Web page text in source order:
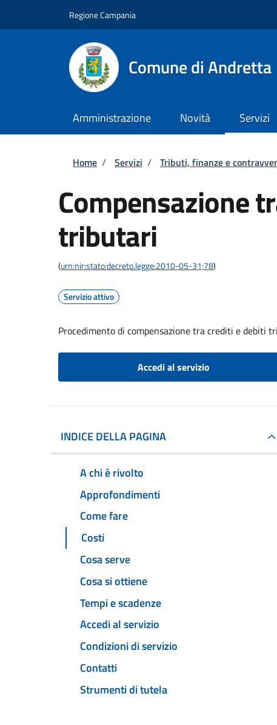
Regione Campania
Comune di Andretta
Amministrazione Novità Servizi
Briciole di pane
Home / Servizi / Tributi, finanze e
Compensazione
tributari
(urn:nir:stato:decreto.legge:2010-05-31;78)
Servizio attivo
Procedimento di compensazione tra crediti e debiti
Accedi al servizio
INDICE DELLA PAGINA
A chi è rivolto
Approfondimenti
Come fare
Costi
Cosa serve
Cosa si ottiene
Tempi e scadenze
Accedi al servizio
Condizioni di servizio
Contatti
Strumenti di tutela